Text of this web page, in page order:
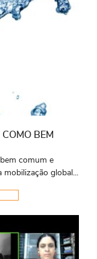
BEM
comum e
global...